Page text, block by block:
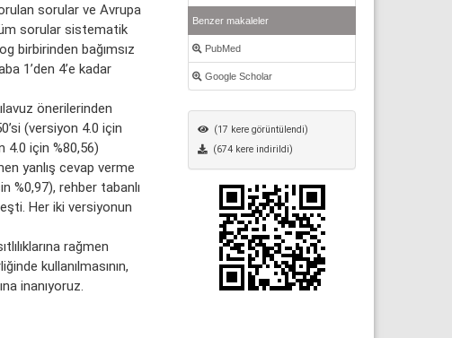
sorular ve Avrupa
sorular sistematik
birbirinden bağımsız
1’den 4’e kadar
önerilerinden
(versiyon 4.0 için
4.0 için %80,56)
yanlış cevap verme
%0,97), rehber tabanlı
Her iki versiyonun
rağmen
kullanılmasının,
inanıyoruz.
Benzer makaleler
PubMed
Google Scholar
(17 kere görüntülendi)
(674 kere indirildi)